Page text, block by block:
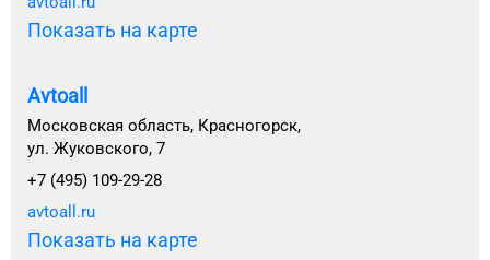
Показать на карте
Avtoall
Московская область, Красногорск,
ул. Жуковского, 7
+7 (495) 109-29-28
avtoall.ru
Показать на карте